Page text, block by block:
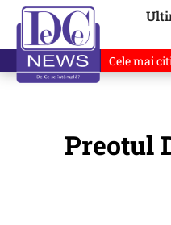
Cele mai
Preotul